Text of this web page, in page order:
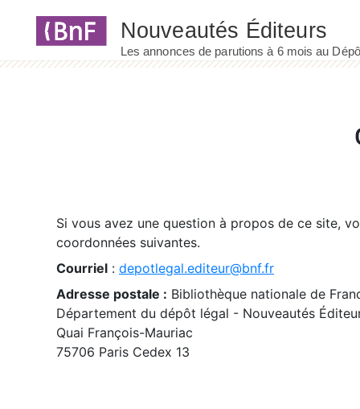
Si vous avez une question à propos de ce site,
coordonnées suivantes.
Courriel : depotlegal.editeur@bnf.fr
Adresse postale : Bibliothèque nationale de
Département du dépôt légal - Nouveautés
Quai François-Mauriac
75706 Paris Cedex 13